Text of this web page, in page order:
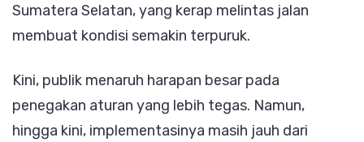
Sumatera Selatan, yang kerap melintas jalan
membuat kondisi semakin terpuruk.
Kini, publik menaruh harapan besar pada
penegakan aturan yang lebih tegas. Namun,
hingga kini, implementasinya masih jauh dari